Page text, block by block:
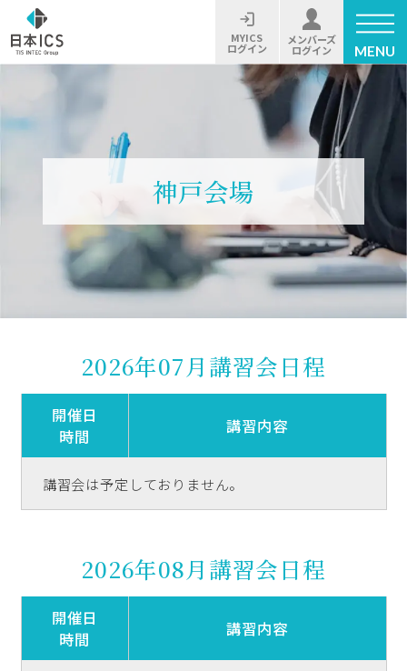
MYICS
ログイン
メンバーズ
ログイン MENU
神戸会場
2026年07月講習会日程
開催日
時間
講習内容
講習会は予定しておりません。
2026年08月講習会日程
開催日
時間
講習内容